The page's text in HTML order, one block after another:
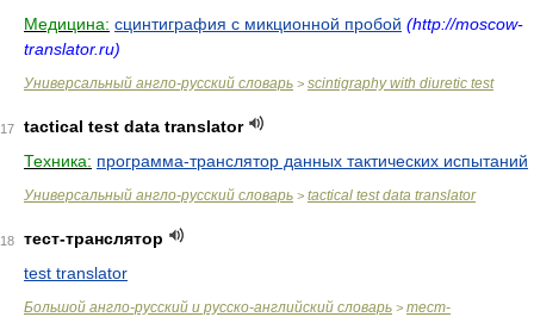
Медицина: сцинтиграфия с микционной пробой (http://moscow-
translator.ru)
Универсальный англо-русский словарь > scintigraphy with diuretic test
17
tactical test data translator
Техника: программа-транслятор данных тактических испытаний
Универсальный англо-русский словарь > tactical test data translator
18
тест-транслятор
test translator
Большой англо-русский и русско-английский словарь > тест-